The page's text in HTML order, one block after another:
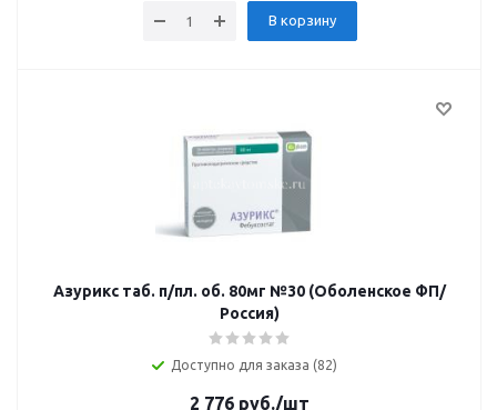
В корзину
Азурикс таб. п/пл. об. 80мг №30 (Оболенское ФП/
Россия)
Доступно для заказа (82)
2 776 руб./шт